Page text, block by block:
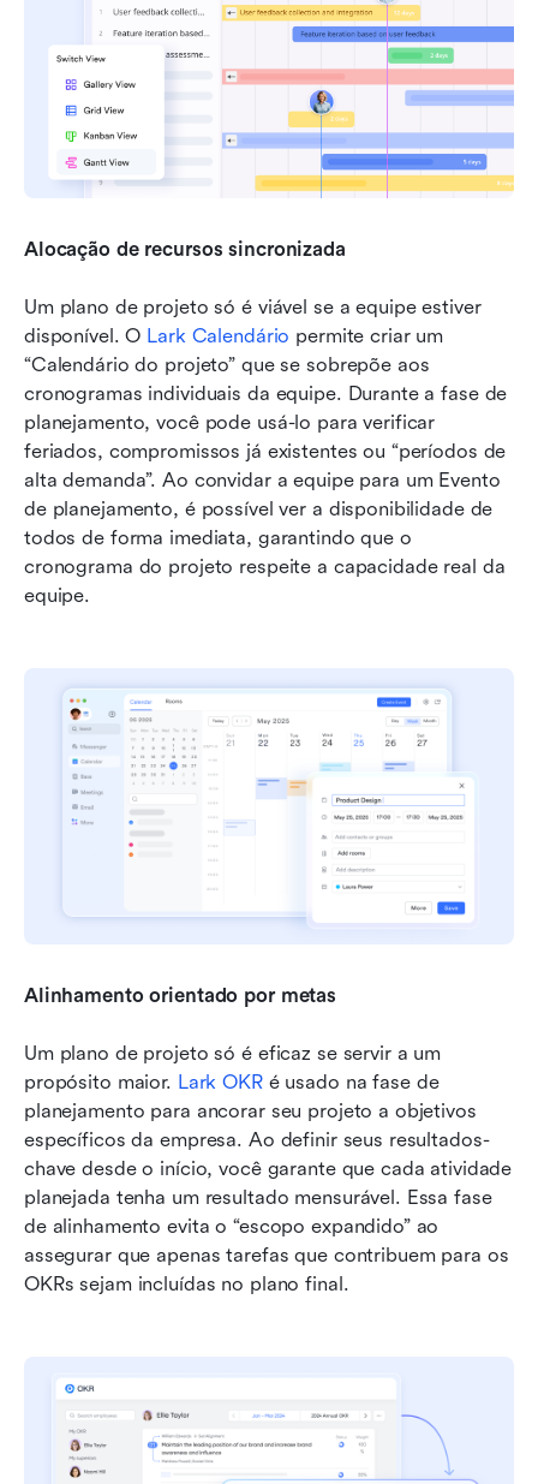
Alocação de recursos sincronizada
Um plano de projeto só é viável se a equipe estiver
disponível. O Lark Calendário permite criar um
“Calendário do projeto” que se sobrepõe aos
cronogramas individuais da equipe. Durante a fase de
planejamento, você pode usá-lo para verificar
feriados, compromissos já existentes ou “períodos de
alta demanda”. Ao convidar a equipe para um Evento
de planejamento, é possível ver a disponibilidade de
todos de forma imediata, garantindo que o
cronograma do projeto respeite a capacidade real da
equipe.
Alinhamento orientado por metas
Um plano de projeto só é eficaz se servir a um
propósito maior. Lark OKR é usado na fase de
planejamento para ancorar seu projeto a objetivos
específicos da empresa. Ao definir seus resultados-
chave desde o início, você garante que cada atividade
planejada tenha um resultado mensurável. Essa fase
de alinhamento evita o “escopo expandido” ao
assegurar que apenas tarefas que contribuem para os
OKRs sejam incluídas no plano final.